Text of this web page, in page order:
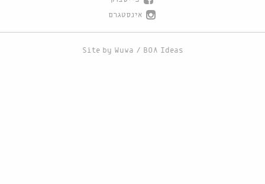
אינסטגרם
Site by Wuwa / BOA Ideas